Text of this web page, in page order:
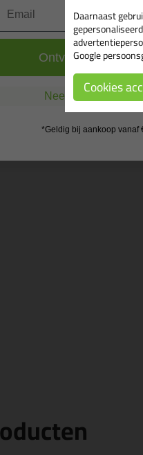
Daarnaast
Google
Cookies
Ontvang de
Nee, ik wil geen
*Geldig bij aankoop vanaf